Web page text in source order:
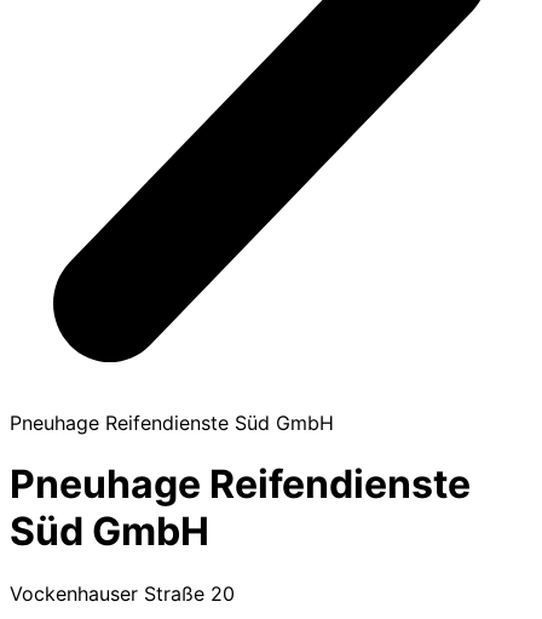
Pneuhage Reifendienste Süd GmbH
Pneuhage Reifendienste
Süd GmbH
Vockenhauser Straße 20